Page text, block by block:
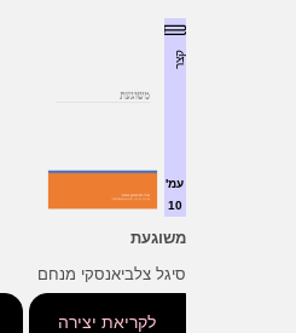
קצר
עמ'
10
משוגעת
סיגל צלביאנסקי מנחם
לקריאת יצירה